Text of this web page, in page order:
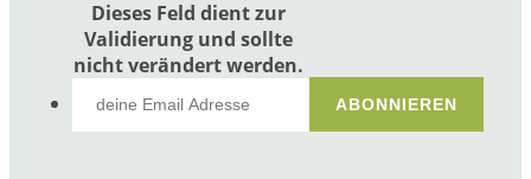
Dieses Feld dient zur
Validierung und sollte
nicht verändert werden.